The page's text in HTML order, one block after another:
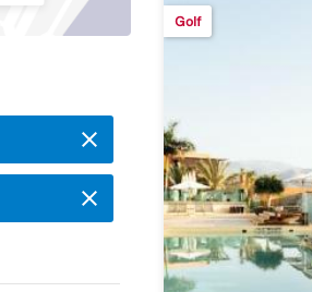
close
close
Golf